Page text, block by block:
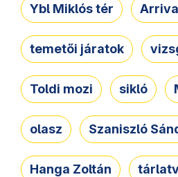
Ybl Miklós tér
temetői járatok
Toldi mozi sikló
olasz Szaniszló
Hanga Zoltán